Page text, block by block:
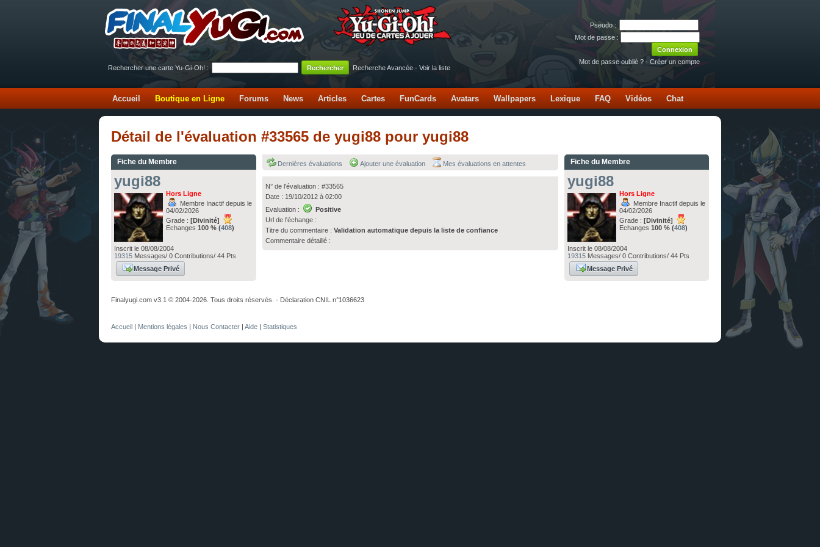
Pseudo :
Mot de passe :
Mot de passe oublié ? - Créer un compte
Rechercher une carte Yu-Gi-Oh! :
Recherche Avancée - Voir la liste
Accueil Boutique en Ligne Forums News Articles Cartes FunCards Avatars Wallpapers Lexique FAQ Vidéos Chat
Détail de l'évaluation #33565 de yugi88 pour yugi88
Fiche du Membre
yugi88
Hors Ligne
Membre Inactif depuis le
04/02/2026
Grade : [Divinité]
Echanges 100 % (408)
Inscrit le 08/08/2004
19315 Messages/ 0 Contributions/ 44 Pts
Message Privé
Dernières évaluations Ajouter une évaluation Mes évaluations en attentes
N° de l'évaluation : #33565
Date : 19/10/2012 à 02:00
Evaluation :
Positive
Url de l'échange :
Titre du commentaire : Validation automatique depuis la liste de confiance
Commentaire détaillé :
Fiche du Membre
yugi88
Hors Ligne
Membre Inactif depuis le
04/02/2026
Grade : [Divinité]
Echanges 100 % (408)
Inscrit le 08/08/2004
19315Messages/ 0 Contributions/ 44 Pts
Message Privé
Finalyugi.com v3.1 © 2004-2026. Tous droits réservés. - Déclaration CNIL n°1036623
Accueil | Mentions légales | Nous Contacter | Aide | Statistiques